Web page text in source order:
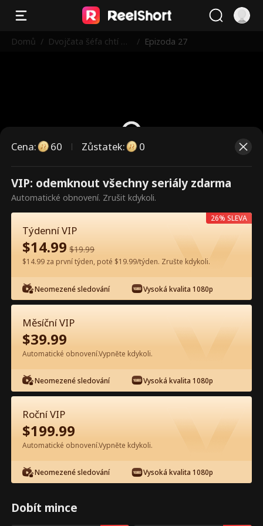
Domů / Dvojčata šéfa chtí m
/ Epizoda 27
Toto jsou placené epizody.
Odemkněte pro sledování.
60
Sledujte zdarma v aplikaci
Epizoda 27 - Dvojčata šéfa chtí
maminku zpět Celý film
0-49 50-99 100-105
27 28 29 30 31
Cena: 60 Zůstatek: 0
VIP: odemknout všechny seriály zdarma
Automatické obnovení. Zrušit kdykoli.
Týdenní VIP
$14.99 $19.99
$14.99 za první týden, poté $19.99/týden. Zrušte kdykoli.
Neomezené sledování Vysoká kvalita 1080p
26% SLEVA
Měsíční VIP
$39.99
Automatické obnovení.Vypněte kdykoli.
Neomezené sledování Vysoká kvalita 1080p
Roční VIP
$199.99
Automatické obnovení.Vypněte kdykoli.
Neomezené sledování Vysoká kvalita 1080p
Dobít mince